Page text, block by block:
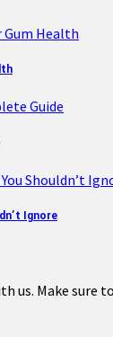
Ignore
us. Make sure